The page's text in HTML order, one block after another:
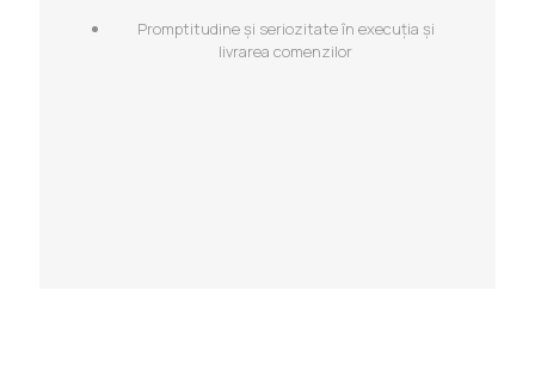
Promptitudine și seriozitate în execuția și
livrarea comenzilor